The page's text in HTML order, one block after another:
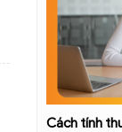
Cách tính